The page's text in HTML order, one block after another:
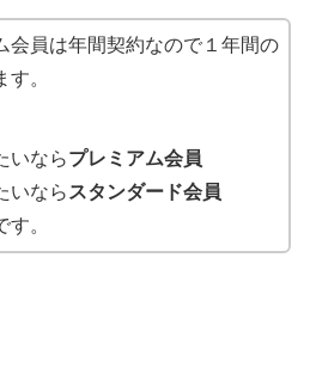
会員は年間契約なので１年間の
。
いならプレミアム会員
いなら スタンダード会員
。